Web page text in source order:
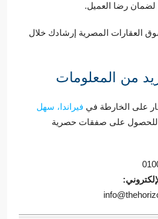
لضمان رضا العميل.
العقارات المصرية إرشادك خلال
من المعلومات
على الخارطة في فيراندا، سهل
للحصول على صفقات حصرية